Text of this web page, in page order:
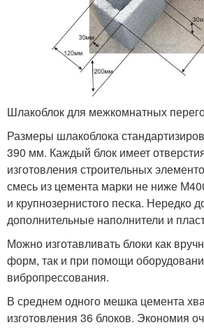
Шлакоблок для межкомнатных
Размеры шлакоблока
390 мм. Каждый блок имеет
изготовления строительных
смесь из цемента марки не ниже
и крупнозернистого песка. Нередко
дополнительные наполнители и
Можно изготавливать блоки как
форм, так и при помощи
вибропрессования.
В среднем одного мешка цемента
изготовления 36 блоков. Экономия